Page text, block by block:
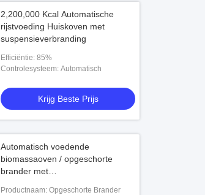
2,200,000 Kcal Automatische
rijstvoeding Huiskoven met
suspensieverbranding
Efficiëntie: 85%
Controlesysteem: Automatisch
Krijg Beste Prijs
Automatisch voedende
biomassaoven / opgeschorte
brander met
Productnaam: Opgeschorte Brander